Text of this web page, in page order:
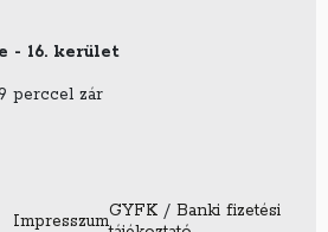
- 16. kerület
perccel zár
ImpresszumGYFK /Banki fizetési